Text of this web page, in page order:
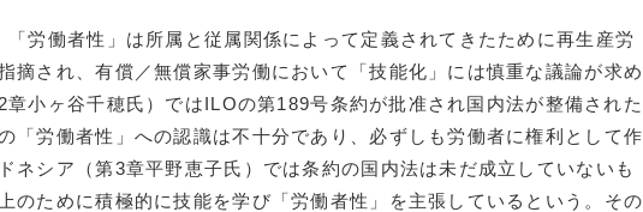
労働者性」は所属と従属関係によって定義されてきたために再生産労
摘され、有償／無償家事労働において「技能化」には慎重な議論が求め
小ヶ谷千穂氏）ではILOの第189号条約が批准され国内法が整備された
「労働者性」への認識は不十分であり、必ずしも労働者に権利として作
ネシア（第3章平野恵子氏）では条約の国内法は未だ成立していないも
のために積極的に技能を学び「労働者性」を主張しているという。その